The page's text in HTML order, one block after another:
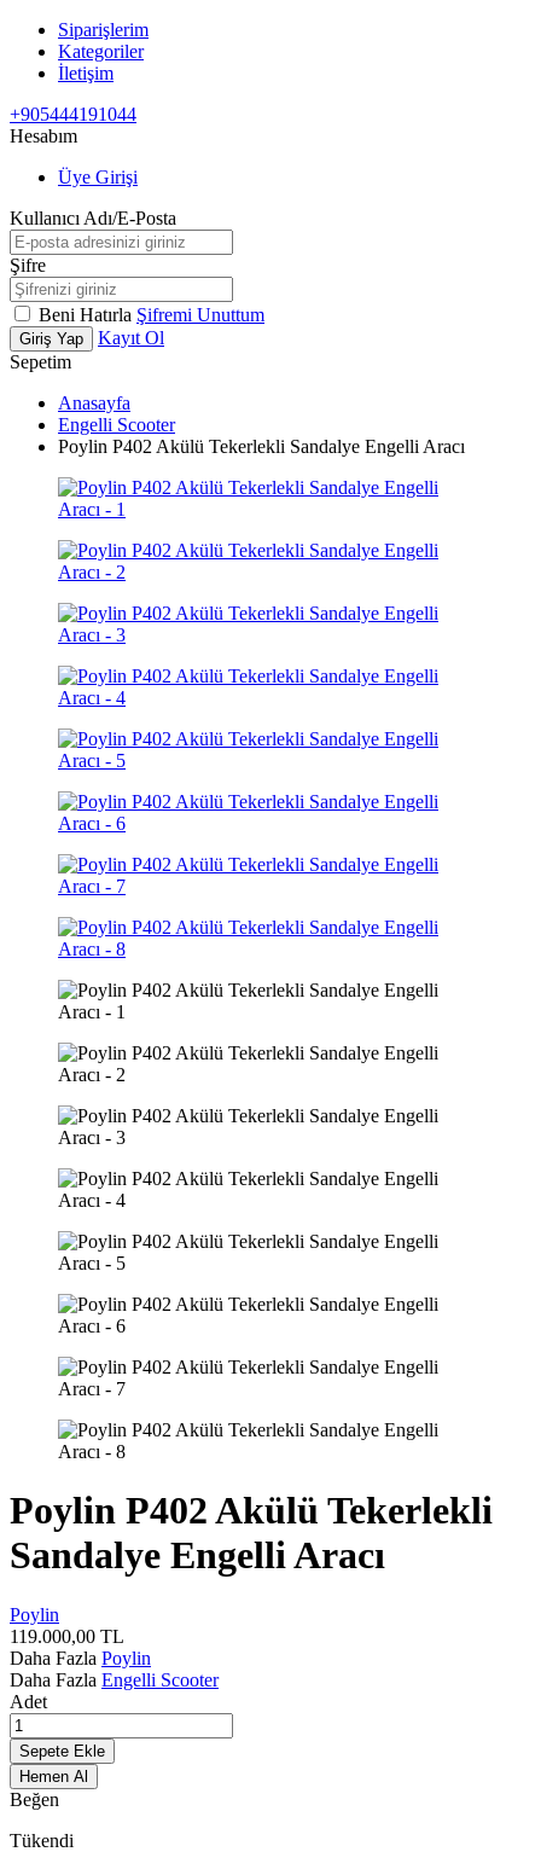
Siparişlerim
Kategoriler
İletişim
+905444191044
Hesabım
Üye Girişi
Kullanıcı Adı/E-Posta
Şifre
Beni Hatırla Şifremi Unuttum
Giriş Yap
Kayıt Ol
Sepetim
Anasayfa
Engelli Scooter
Poylin P402 Akülü Tekerlekli Sandalye Engelli Aracı
Poylin P402 Akülü Tekerlekli
Sandalye Engelli Aracı
Poylin
119.000,00 TL
Daha Fazla Poylin
Daha Fazla Engelli Scooter
Adet
Sepete Ekle
Hemen Al
Beğen
Tükendi